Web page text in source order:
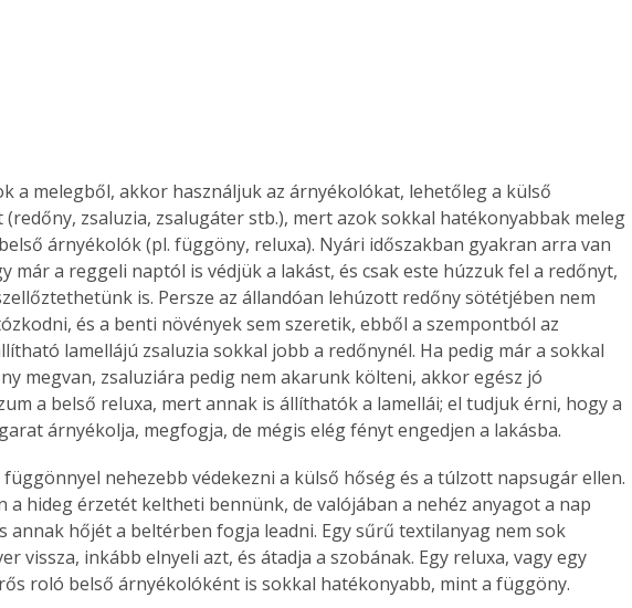
élve
az
A
a melegből, akkor használjuk az árnyékolókat, lehetőleg a külső
zsaluzia, zsalugáter stb.), mert azok sokkal hatékonyabbak meleg
árnyékolók (pl. függöny, reluxa). Nyári időszakban gyakran arra van
már a reggeli naptól is védjük a lakást, és csak este húzzuk fel a redőnyt,
is. Persze az állandóan lehúzott redőny sötétjében nem
és a benti növények sem szeretik, ebből a szempontból az
lamellájú zsaluzia sokkal jobb a redőnynél. Ha pedig már a sokkal
megvan, zsaluziára pedig nem akarunk költeni, akkor egész jó
a belső reluxa, mert annak is állíthatók a lamellái; el tudjuk érni, hogy a
árnyékolja, megfogja, de mégis elég fényt engedjen a lakásba.
nehezebb védekezni a külső hőség és a túlzott napsugár ellen.
a hideg érzetét keltheti bennünk, de valójában a nehéz anyagot a nap
annak hőjét a beltérben fogja leadni. Egy sűrű textilanyag nem sok
vissza, inkább elnyeli azt, és átadja a szobának. Egy reluxa, vagy egy
roló belső árnyékolóként is sokkal hatékonyabb, mint a függöny.